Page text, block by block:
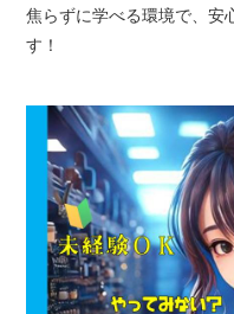
焦らずに学べる環境で、安
す！